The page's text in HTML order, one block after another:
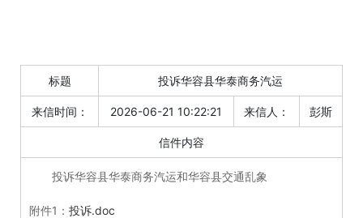
标题 投诉华容县华泰商务汽运
来信时间： 2026-06-21 10:22:21 来信人： 彭斯
信件内容
投诉华容县华泰商务汽运和华容县交通乱象
附件1： 投诉.doc